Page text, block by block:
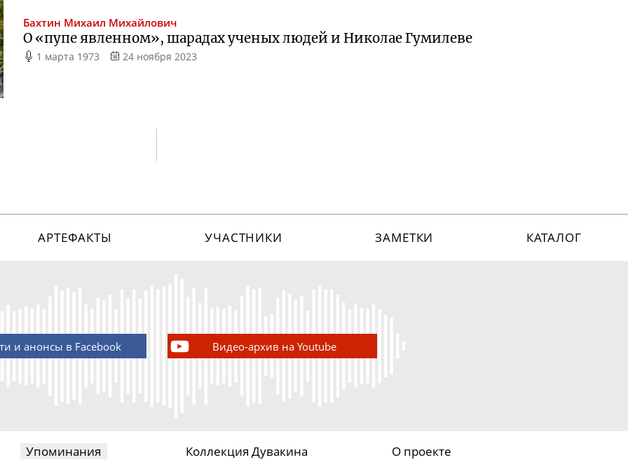
Бахтин Михаил Михайлович
О «пупе явленном», шарадах ученых людей и Николае Гумилеве
1 марта 1973 24 ноября 2023
АРТЕФАКТЫ УЧАСТНИКИ ЗАМЕТКИ КАТАЛОГ
и анонсы в Facebook Видео-архив на Youtube
Упоминания Коллекция Дувакина О проекте